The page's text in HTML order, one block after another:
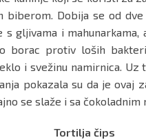
biberom. Dobija se od
gljivama i
borac protiv loših
i svežinu namirnica. Uz
pokazala su da je ovaj
se slaže i sa čokoladnim
Tortilja čips